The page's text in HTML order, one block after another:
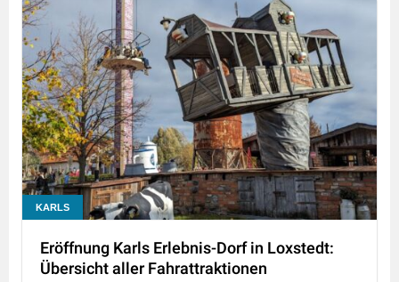
KARLS
Eröffnung Karls Erlebnis-Dorf in Loxstedt:
Übersicht aller Fahrattraktionen